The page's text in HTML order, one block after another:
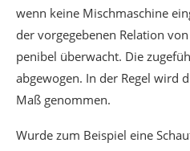
wenn keine Mischmaschine
der vorgegebenen Relation
penibel überwacht. Die
abgewogen. In der Regel wird
Maß genommen.
Wurde zum Beispiel eine